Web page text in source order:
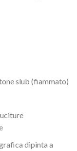
slub (fiammato)
dipinta a